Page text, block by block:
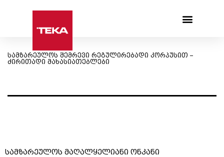
სამზარეულოს შემრევი რეგულირებადი კორპუსით –
ძირითადი მახასიათებლები
სამზარეულოს მაღალყელიანი ონკანი